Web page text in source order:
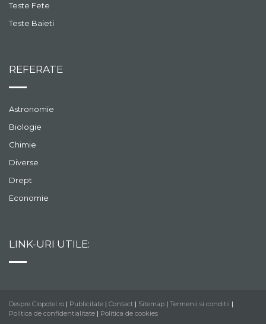
Teste Fete
Teste Baieti
REFERATE
Astronomie
Biologie
Chimie
Diverse
Drept
Economie
LINK-URI UTILE:
Despre Clopotel.ro | Publicitate | Contact | Sitemap | Termenii si conditii |
Politica de confidentialitate | Politica de cookies